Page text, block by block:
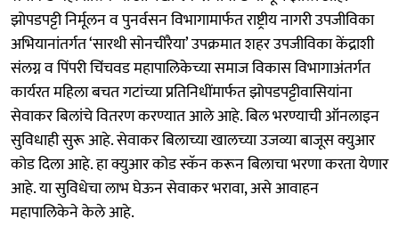
झोपडपट्टी निर्मूलन व पुनर्वसन विभागामार्फत राष्ट्रीय नागरी उपजीविका
अभियानांतर्गत ‘सारथी सोनचीरैया’ उपक्रमात शहर उपजीविका केंद्राशी
संलग्न व पिंपरी चिंचवड महापालिकेच्या समाज विकास विभागाअंतर्गत
कार्यरत महिला बचत गटांच्या प्रतिनिधींमार्फत झोपडपट्टीवासियांना
सेवाकर बिलांचे वितरण करण्यात आले आहे. बिल भरण्याची ऑनलाइन
सुविधाही सुरू आहे. सेवाकर बिलाच्या खालच्या उजव्या बाजूस क्युआर
कोड दिला आहे. हा क्युआर कोड स्कॅन करून बिलाचा भरणा करता येणार
आहे. या सुविधेचा लाभ घेऊन सेवाकर भरावा, असे आवाहन
महापालिकेने केले आहे.